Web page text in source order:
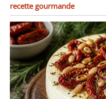
recette gourmande